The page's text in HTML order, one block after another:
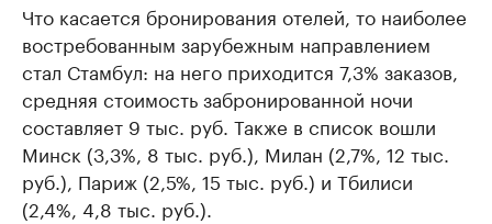
Что касается бронирования отелей, то наиболее
востребованным зарубежным направлением
стал Стамбул: на него приходится 7,3% заказов,
средняя стоимость забронированной ночи
составляет 9 тыс. руб. Также в список вошли
Минск (3,3%, 8 тыс. руб.), Милан (2,7%, 12 тыс.
руб.), Париж (2,5%, 15 тыс. руб.) и Тбилиси
(2,4%, 4,8 тыс. руб.).